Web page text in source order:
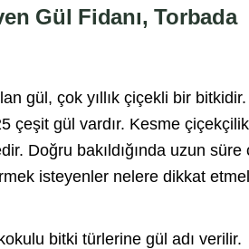
Gül Fidanı, Torbada
gül, çok yıllık çiçekli bir
çeşit gül vardır. Kesme
Doğru bakıldığında uzun süre
isteyenler nelere dikkat
bitki türlerine gül adı verilir.